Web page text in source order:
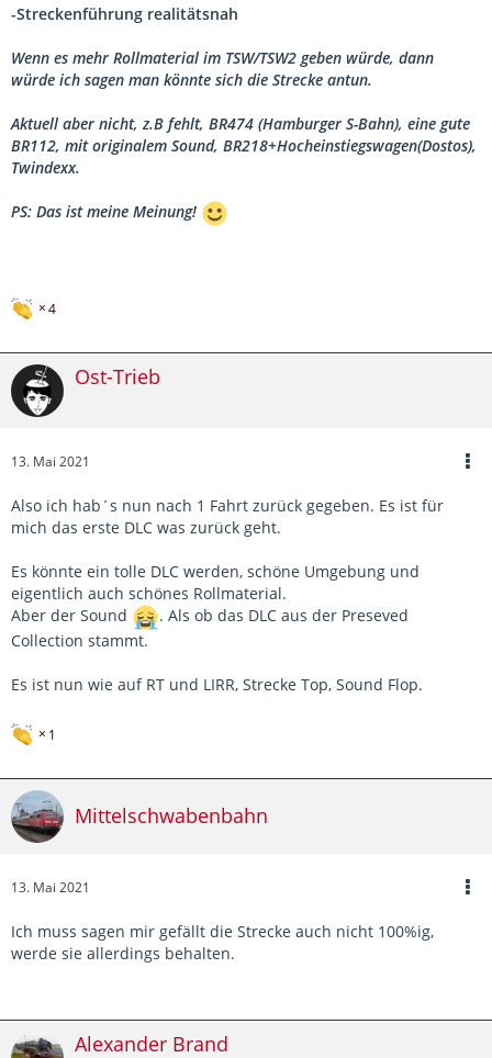
-Streckenführung realitätsnah
Wenn es mehr Rollmaterial im TSW/TSW2 geben würde, dann
würde ich sagen man könnte sich die Strecke antun.
Aktuell aber nicht, z.B fehlt, BR474 (Hamburger S-Bahn), eine gute
BR112, mit originalem Sound, BR218+Hocheinstiegswagen(Dostos),
Twindexx.
PS: Das ist meine Meinung!
4
Ost-Trieb
13. Mai 2021
Also ich hab´s nun nach 1 Fahrt zurück gegeben. Es ist für
mich das erste DLC was zurück geht.
Es könnte ein tolle DLC werden, schöne Umgebung und
eigentlich auch schönes Rollmaterial.
Aber der Sound
. Als ob das DLC aus der Preseved
Collection stammt.
Es ist nun wie auf RT und LIRR, Strecke Top, Sound Flop.
1
Mittelschwabenbahn
13. Mai 2021
Ich muss sagen mir gefällt die Strecke auch nicht 100%ig,
werde sie allerdings behalten.
Alexander Brand